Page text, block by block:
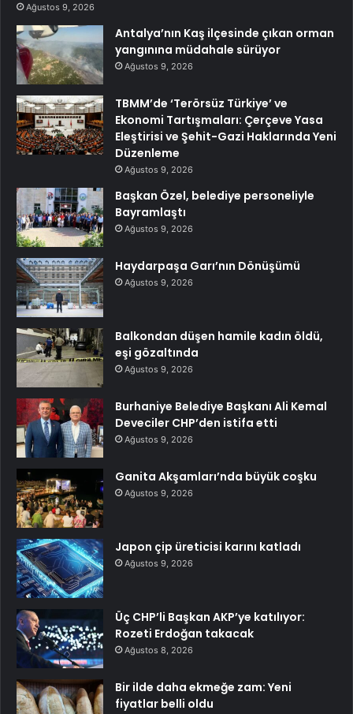
Ağustos 9, 2026
Antalya’nın Kaş ilçesinde çıkan orman
yangınına müdahale sürüyor
Ağustos 9, 2026
TBMM’de ‘Terörsüz Türkiye’ ve
Ekonomi Tartışmaları: Çerçeve Yasa
Eleştirisi ve Şehit-Gazi Haklarında Yeni
Düzenleme
Ağustos 9, 2026
Başkan Özel, belediye personeliyle
Bayramlaştı
Ağustos 9, 2026
Haydarpaşa Garı’nın Dönüşümü
Ağustos 9, 2026
Balkondan düşen hamile kadın öldü,
eşi gözaltında
Ağustos 9, 2026
Burhaniye Belediye Başkanı Ali Kemal
Deveciler CHP’den istifa etti
Ağustos 9, 2026
Ganita Akşamları’nda büyük coşku
Ağustos 9, 2026
Japon çip üreticisi karını katladı
Ağustos 9, 2026
Üç CHP’li Başkan AKP’ye katılıyor:
Rozeti Erdoğan takacak
Ağustos 8, 2026
Bir ilde daha ekmeğe zam: Yeni
fiyatlar belli oldu